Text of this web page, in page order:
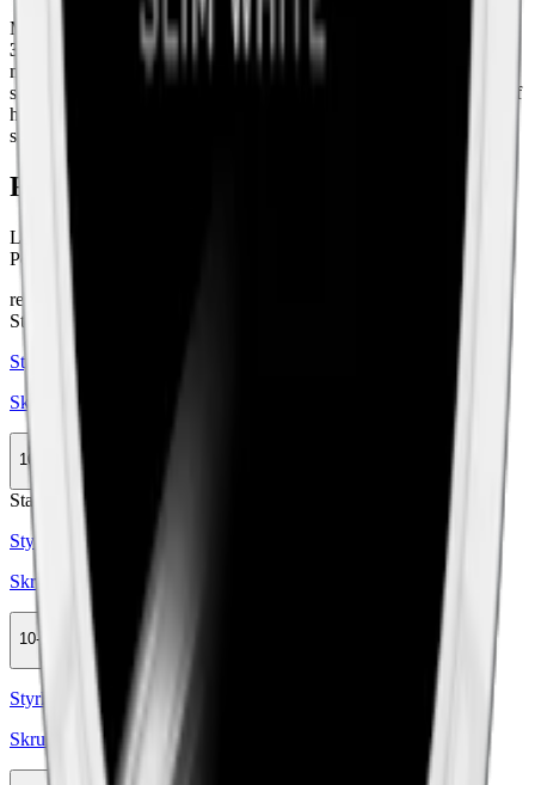
Med snus som Skruf No. 29 Extra Stark Portion
33 Lössnus
visarSkruf Snus ABvarför de har blivit ett av Nordens
mest kända snustillverkare. Snuset från Skruf finns i flera olika
storlekar, smaker och styrkor. Totalt finns det 16 varianter från Skruf
här hos Snuset.se. Från samma tillverkare kommer också
snusvarumärkena
Färskt snus
Läs mer om hur du förvarar Skruf No. 25 Original Slim White
Portion här
relaterade produkter
Stark
Styrka Stark · Slim
Skruf No. 26 Stark Slim White Portion
10-pack
493,50 kr
Köp
Stark
Styrka Stark · Large
Skruf No. 22 Original White Portion
10-pack
499,50 kr
Köp
Styrka Normal · Slim
Skruf No. 02 Fresh Slim White Portion